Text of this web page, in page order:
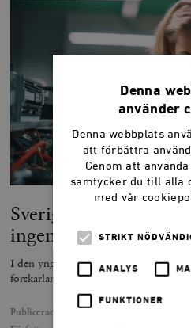
Sverige blir
ingenjörsland
I den yngre generationen halkar
forskarland.
Publicerad
8 november 2023
Denna
använder
Denna webbplats
att förbättra
Genom att
samtycker du till alla
med vår
STRIKT
ANALYS
FUNKTIONER